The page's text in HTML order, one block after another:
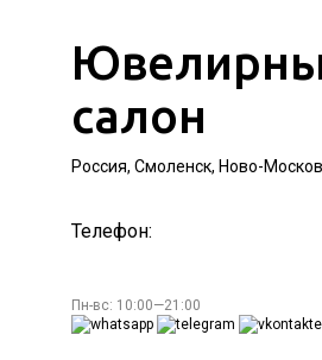
салон
Россия, Смоленск, Ново-
Телефон:
Пн-вс: 10:00—21:00